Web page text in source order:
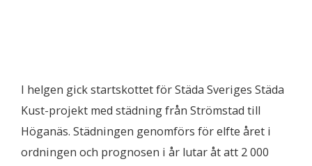
I helgen gick startskottet för Städa Sveriges Städa
Kust-projekt med städning från Strömstad till
Höganäs. Städningen genomförs för elfte året i
ordningen och prognosen i år lutar åt att 2 000